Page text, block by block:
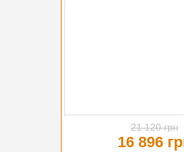
21 120 грн
16 896